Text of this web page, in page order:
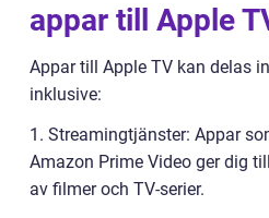
appar till Apple
Appar till Apple TV kan delas
inklusive:
1. Streamingtjänster: Appar
Amazon Prime Video ger dig
av filmer och TV-serier.